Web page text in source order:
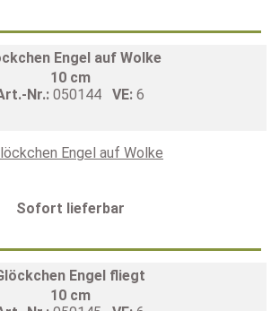
Engel auf Wolke
10 cm
Nr.: 050144 VE: 6
Sofort lieferbar
Engel fliegt
10 cm